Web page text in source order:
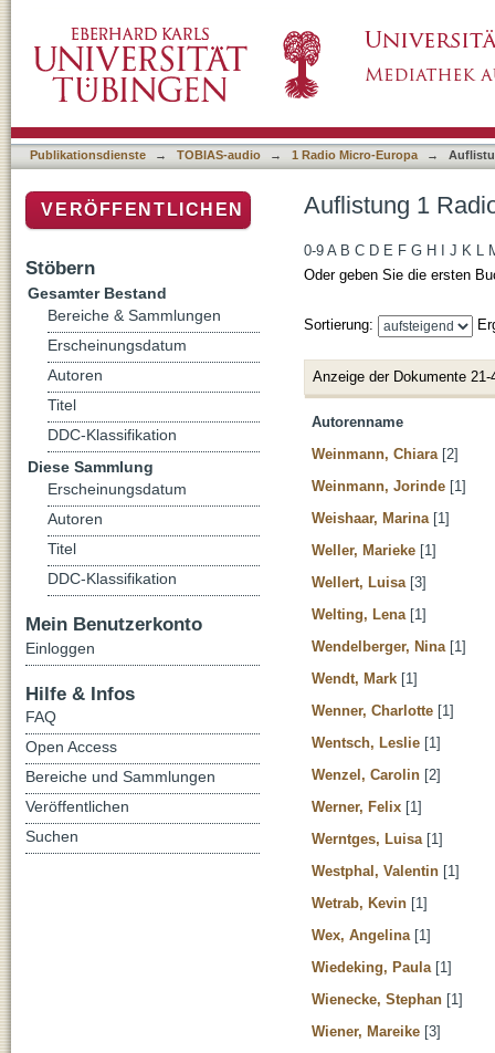
Publikationsdienste → TOBIAS-audio → 1 Radio Micro-Europa →
Auflistung 1
0-9 A B C D E F G H J K L
Oder geben Sie die ersten
Sortierung:
Anzeige der Dokumente 21-
Autorenname
Weinmann, Chiara [2]
Weinmann, Jorinde [1]
Weishaar, Marina [1]
Weller, Marieke [1]
Wellert, Luisa [3]
Welting, Lena [1]
Wendelberger, Nina [1]
Wendt, Mark [1]
Wenner, Charlotte [1]
Wentsch, Leslie [1]
Wenzel, Carolin [2]
Werner, Felix [1]
Werntges, Luisa [1]
Westphal, Valentin [1]
Wetrab, Kevin [1]
Wex, Angelina [1]
Wiedeking, Paula [1]
Wienecke, Stephan [1]
Wiener, Mareike [3]
VERÖFFENTLICHEN
Stöbern
Gesamter Bestand
Bereiche & Sammlungen
Erscheinungsdatum
Autoren
Titel
DDC-Klassifikation
Diese Sammlung
Erscheinungsdatum
Autoren
Titel
DDC-Klassifikation
Mein Benutzerkonto
Einloggen
Hilfe & Infos
FAQ
Open Access
Bereiche und Sammlungen
Veröffentlichen
Suchen